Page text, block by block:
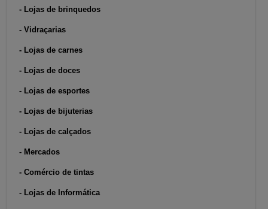
- Lojas de brinquedos
- Vidraçarias
- Lojas de carnes
- Lojas de doces
- Lojas de esportes
- Lojas de bijuterias
- Lojas de calçados
- Mercados
- Comércio de tintas
- Lojas de Informática